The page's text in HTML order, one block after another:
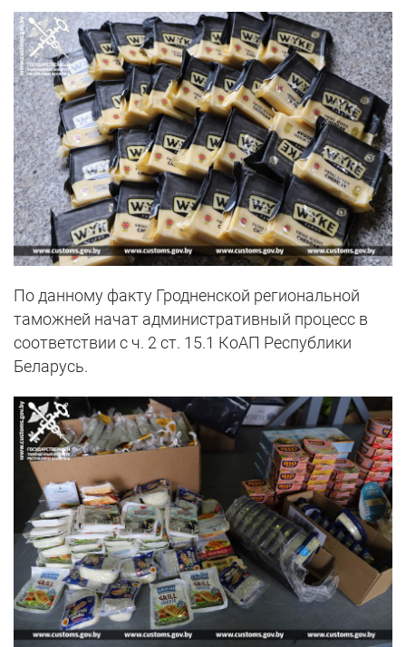
По данному факту Гродненской региональной
таможней начат административный процесс в
соответствии с ч. 2 ст. 15.1 КоАП Республики
Беларусь.